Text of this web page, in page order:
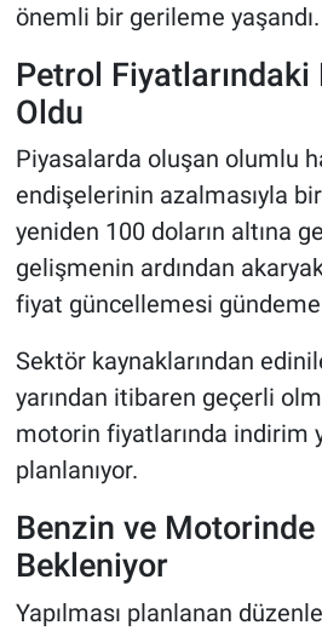
önemli bir gerileme yaşandı.
Petrol
Oldu
Piyasalarda oluşan olumlu
endişelerinin azalmasıyla
yeniden 100 doların altına
gelişmenin ardından
fiyat güncellemesi
Sektör kaynaklarından
yarından itibaren geçerli
motorin fiyatlarında indirim
planlanıyor.
Benzin ve
Bekleniyor
Yapılması planlanan